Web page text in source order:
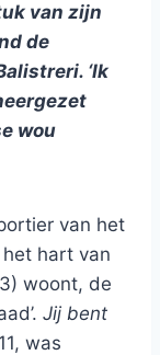
van zijn
de
‘Ik
wou
van het
hart van
woont, de
Jij bent
was